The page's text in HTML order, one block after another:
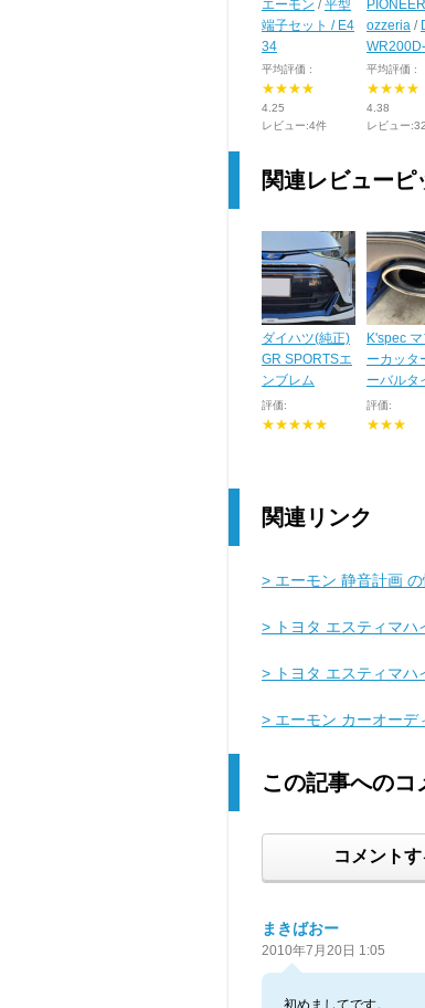
エーモン /平型
端子セット / E4
34
平均評価 :
★★★★
4.25
レビュー:4件
ozzeria /
平均評価 :
★★★★
4.38
レビュー
関連レビューピ
ダイハツ(純正)
GR SPORTSエ
ンブレム
評価:
★★★★★
K'spec マ
ーカッタ
ーバルタ
評価:
★★★
関連リンク
> エーモン 静音計画
> トヨタ エスティマハ
> トヨタ エスティマハ
> エーモン カーオーデ
この記事へのコ
コメントす
まきばおー
2010年7月20日 1:05
初めましてです。